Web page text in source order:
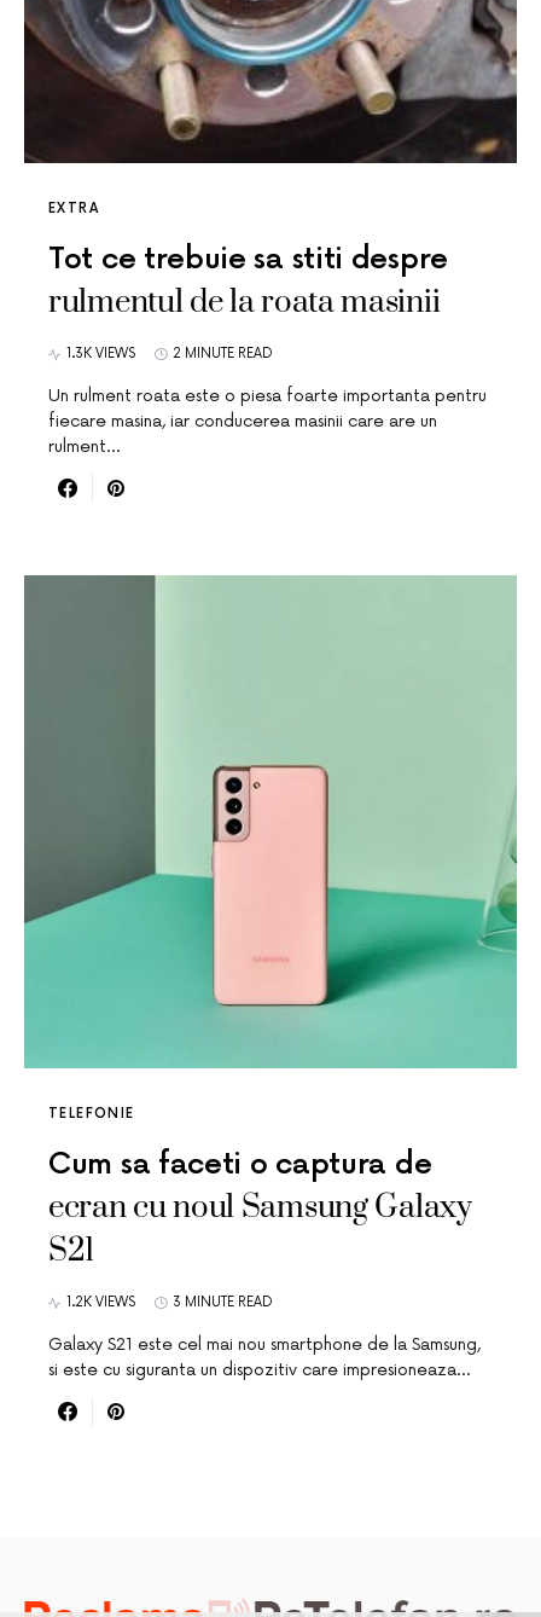
EXTRA
Tot ce trebuie sa stiti despre
rulmentul de la roata masinii
1.3K VIEWS 2 MINUTE READ
Un rulment roata este o piesa foarte importanta pentru
fiecare masina, iar conducerea masinii care are un
rulment…
TELEFONIE
Cum sa faceti o captura de
ecran cu noul Samsung Galaxy
S21
1.2K VIEWS 3 MINUTE READ
Galaxy S21 este cel mai nou smartphone de la Samsung,
si este cu siguranta un dispozitiv care impresioneaza…